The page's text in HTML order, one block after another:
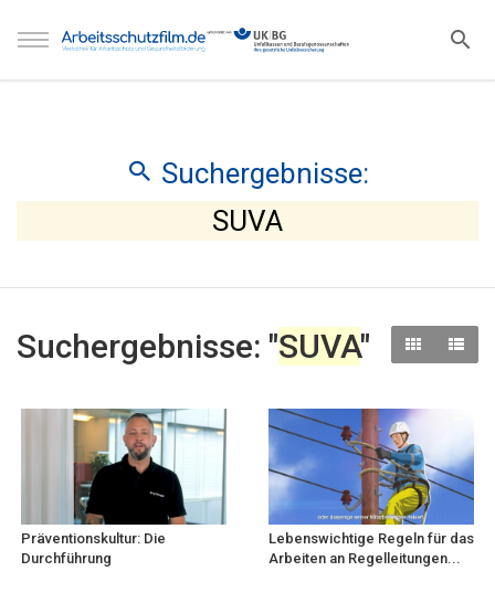
Suchergebnisse:
SUVA
Suchergebnisse: "SUVA"
Präventionskultur: Die
Durchführung
Lebenswichtige Regeln für das
Arbeiten an Regelleitungen...